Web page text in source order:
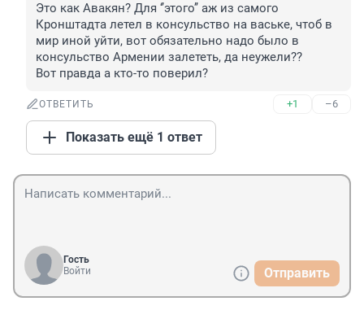
Это как Авакян? Для ‘’этого’’ аж из самого
Кронштадта летел в консульство на ваське, чтоб в
мир иной уйти, вот обязательно надо было в
консульство Армении залететь, да неужели??
Вот правда а кто-то поверил?
ОТВЕТИТЬ +1 –6
Показать ещё 1 ответ
Гость
Войти
Отправить